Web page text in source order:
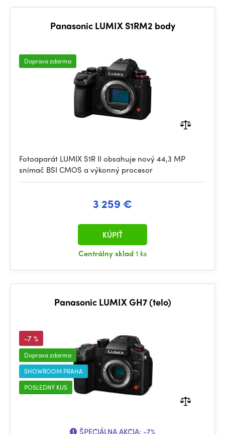
Panasonic LUMIX S1RM2 body
Doprava zdarma
Fotoaparát LUMIX S1R II obsahuje nový 44,3 MP
snímač BSI CMOS a výkonný procesor
3 259 €
Centrálny sklad1 ks
KÚPIŤ
Panasonic LUMIX GH7 (telo)
-7 %
Doprava zdarma
SHOWROOM PRAHA
POSLEDNÝ KUS
ŠPECIÁLNA AKCIA: -7%